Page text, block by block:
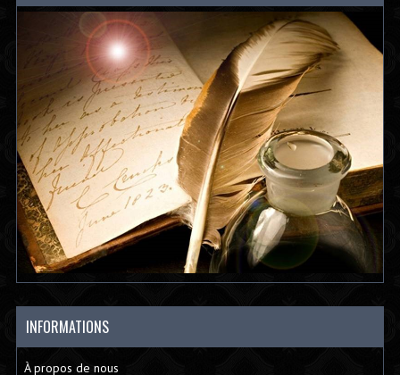
INFORMATIONS
À propos de nous